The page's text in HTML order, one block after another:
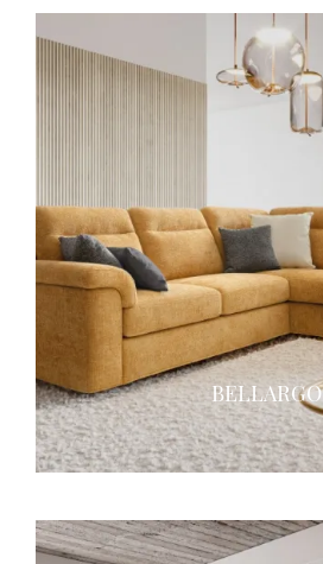
BELLARGO